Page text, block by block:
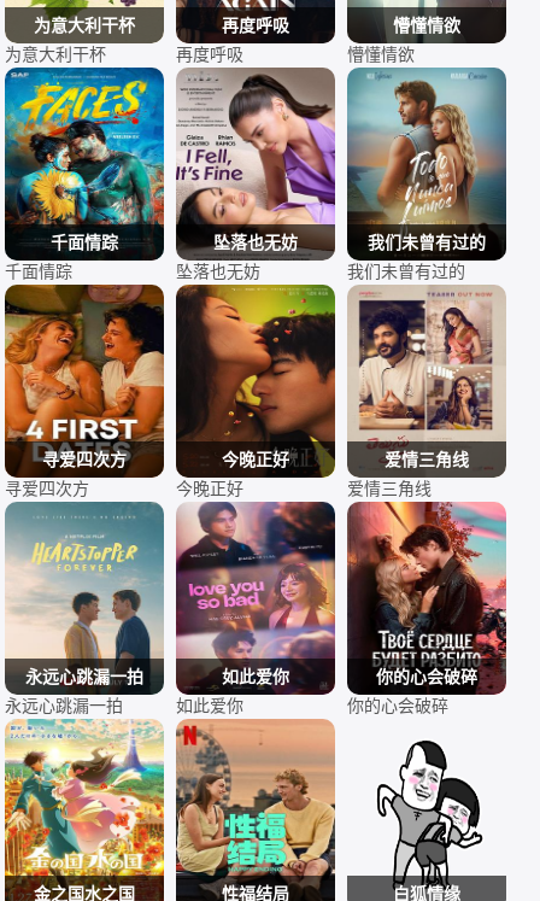
为意大利干杯
为意大利干杯
再度呼吸
再度呼吸
懵懂情欲
懵懂情欲
千面情踪
千面情踪
坠落也无妨
坠落也无妨
我们未曾有过的
我们未曾有过的
寻爱四次方
寻爱四次方
今晚正好
今晚正好
爱情三角线
爱情三角线
永远心跳漏一拍
永远心跳漏一拍
如此爱你
如此爱你
你的心会破碎
你的心会破碎
金之国水之国
性福结局
白狐情缘